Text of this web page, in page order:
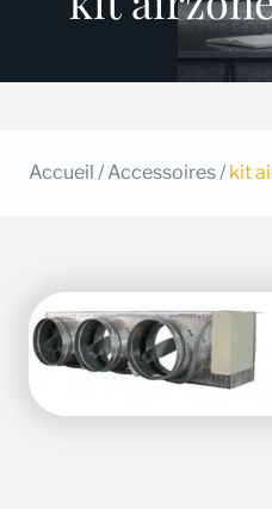
Accueil / Accessoires/ kit